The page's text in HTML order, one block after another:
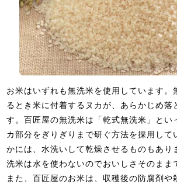
お米はいずれも無洗米を使用しています。
るとき米に付着するヌカが、あらかじめ落
す。百匠屋の無洗米は「乾式無洗米」とい
カ部分をぎりぎりまで研ぐ方法を採用して
かには、水洗いして乾燥させるものもあり
洗米は水を使わないのでおいしさそのまま
また、百匠屋のお米は、収穫後の防腐剤や